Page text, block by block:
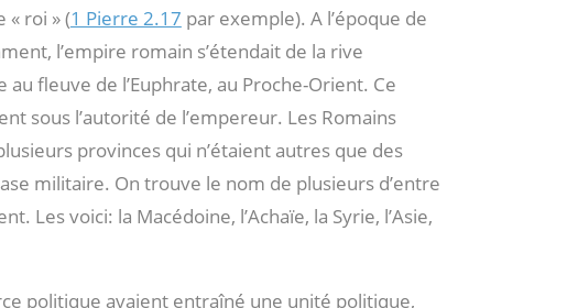
« roi » (1 Pierre 2.17 par exemple). A l’époque de
l’empire romain s’étendait de la rive
fleuve de l’Euphrate, au Proche-Orient. Ce
sous l’autorité de l’empereur. Les Romains
provinces qui n’étaient autres que des
militaire. On trouve le nom de plusieurs d’entre
Les voici: la Macédoine, l’Achaïe, la Syrie, l’Asie,
politique avaient entraîné une unité politique,